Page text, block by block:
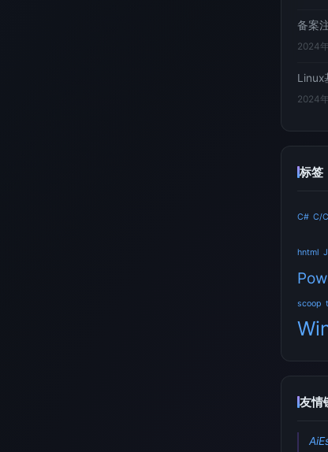
备案
2024
Linux
2024
标签
C# C/
hntml
scoop
友情